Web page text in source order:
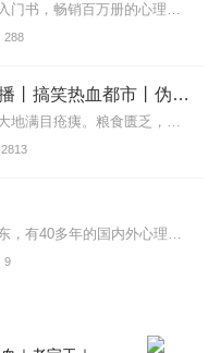
每个人都需要的心理咨询入门书，畅销百万册的心理学经典作品！美国哈佛大学心理学博士岳晓东经典代表作！40年心理咨询经验总结，囊括精神分析、人本、行为、认知四大...
288
第九特区丨头陀渊演播丨搞笑热血都市丨伪戒丨VIP免费多人有声剧
【内容简介】灾变过后，大地满目疮痍。粮食匮乏，资源紧俏，局势混乱……一位从待规划区杀出来的青年，背对着漫天黄沙，孤身来到九区谋生，却不曾想偶然结识三五好友，一念...
2813
哈佛大学心理学博士岳晓东，有40多年的国内外心理咨询教学与督导经历，三十余年助力孩子重拾学业自信，重获家庭温暖。本书还提供了18项常用的心理健康测评量表，和18...
9